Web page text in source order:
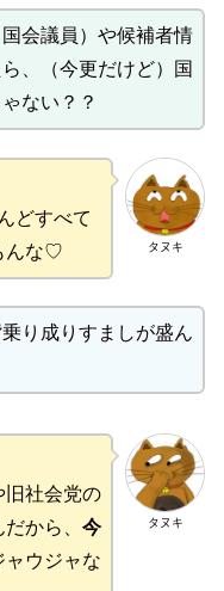
会議員）や候補者情
、（今更だけど）国
ない？？
タヌキ
どすべて
んな♡
り成りすましが盛ん
タヌキ
旧社会党の
から、 今
ャウジャな